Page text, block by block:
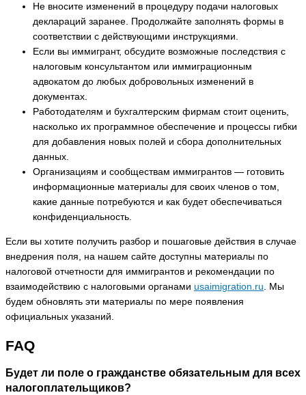
Не вносите изменений в процедуру подачи налоговых
деклараций заранее. Продолжайте заполнять формы в
соответствии с действующими инструкциями.
Если вы иммигрант, обсудите возможные последствия с
налоговым консультантом или иммиграционным
адвокатом до любых добровольных изменений в
документах.
Работодателям и бухгалтерским фирмам стоит оценить,
насколько их программное обеспечение и процессы гибки
для добавления новых полей и сбора дополнительных
данных.
Организациям и сообществам иммигрантов — готовить
информационные материалы для своих членов о том,
какие данные потребуются и как будет обеспечиваться
конфиденциальность.
Если вы хотите получить разбор и пошаговые действия в случае
внедрения поля, на нашем сайте доступны материалы по
налоговой отчетности для иммигрантов и рекомендации по
взаимодействию с налоговыми органами usaimigration.ru . Мы
будем обновлять эти материалы по мере появления
официальных указаний.
FAQ
Будет ли поле о гражданстве обязательным для всех
налогоплательщиков?